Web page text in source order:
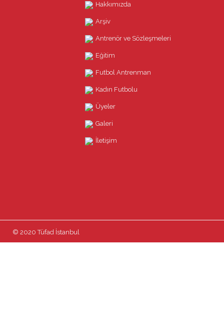
Hakkımızda
Arşiv
Antrenör ve Sözleşmeleri
Eğitim
Futbol Antrenman
Kadın Futbolu
Üyeler
Galeri
İletişim
© 2020 Tüfad İstanbul